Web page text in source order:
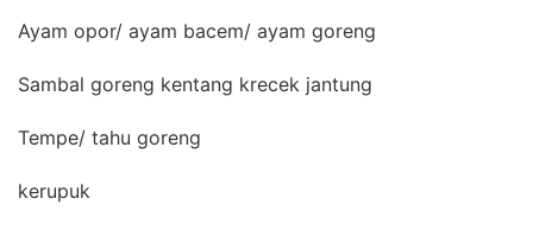
Ayam opor/ ayam bacem/ ayam goreng
Sambal goreng kentang krecek jantung
Tempe/ tahu goreng
kerupuk